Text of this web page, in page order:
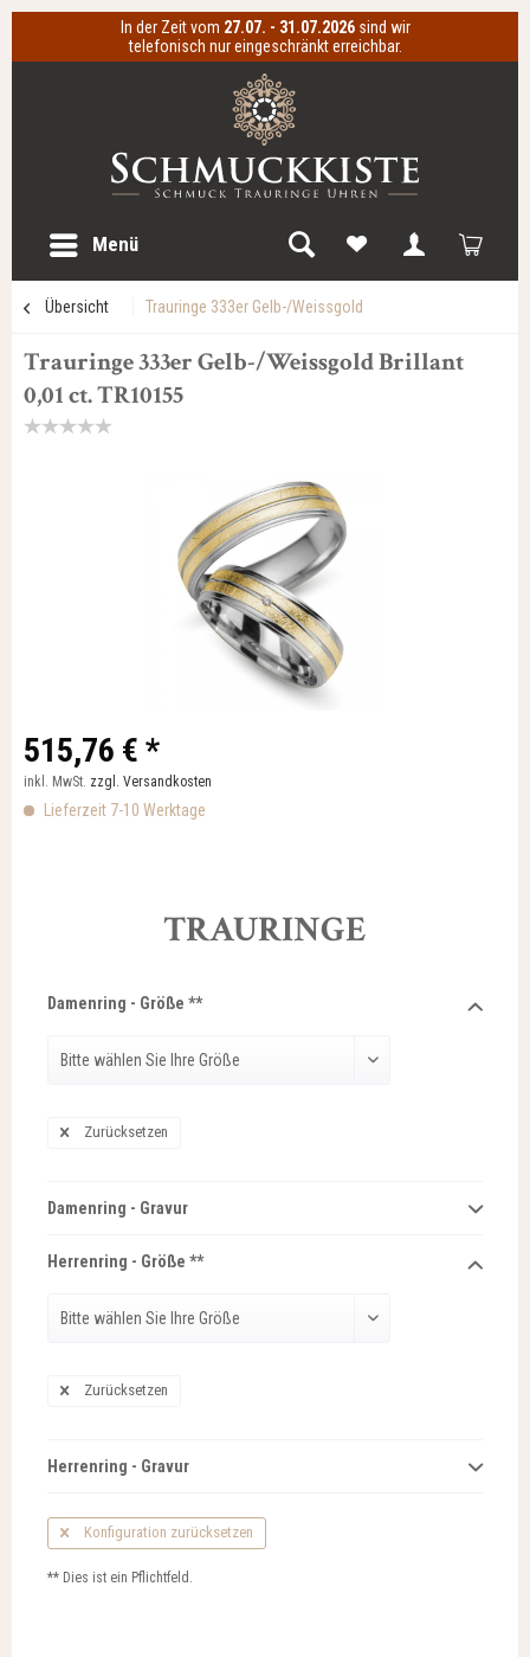
In der Zeit vom 27.07. - 31.07.2026 sind wir
telefonisch nur eingeschränkt erreichbar.
Menü
Übersicht Trauringe 333er Gelb-/Weissgold
Trauringe 333er Gelb-/Weissgold Brillant
0,01 ct. TR10155
515,76 € *
inkl. MwSt. zzgl. Versandkosten
Lieferzeit 7-10 Werktage
TRAURINGE
Damenring - Größe **
Zurücksetzen
Damenring - Gravur
Herrenring - Größe **
Zurücksetzen
Herrenring - Gravur
Konfiguration zurücksetzen
** Dies ist ein Pflichtfeld.